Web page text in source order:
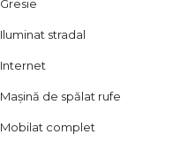
Gresie
Iluminat stradal
Internet
Mașină de spălat rufe
Mobilat complet